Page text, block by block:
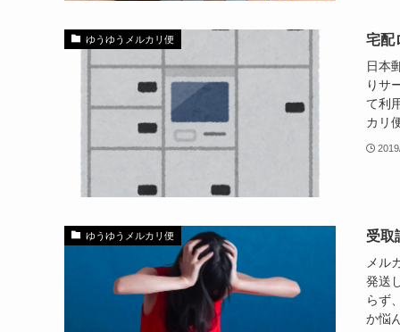
ゆうゆうメルカリ便 宅配
日本
りサ
て利
カリ
ゆうゆうメルカリ便 受取
メル
発送
らず
か悩